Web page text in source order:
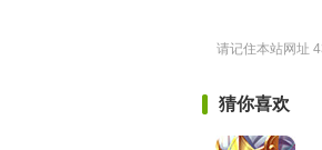
请记住本站网址
猜你喜欢